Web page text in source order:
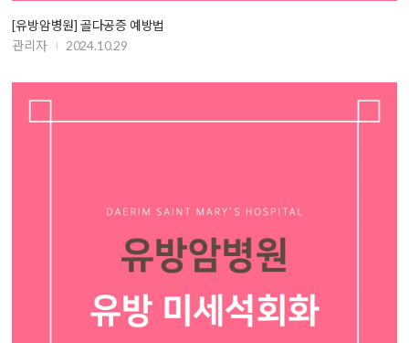
[유방암병원] 골다공증 예방법
관리자
2024.10.29